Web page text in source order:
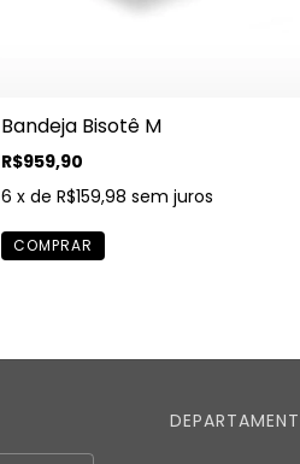
Bandeja Bisotê M
R$959,90
6 x de R$159,98 sem juros